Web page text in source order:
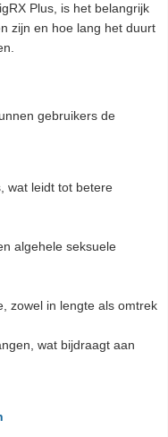
Plus, is het belangrijk
zijn en hoe lang het duurt
gebruikers de
wat leidt tot betere
algehele seksuele
zowel in lengte als omtrek
wat bijdraagt aan